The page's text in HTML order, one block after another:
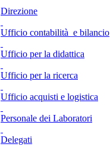
Direzione
Ufficio contabilità e bilancio
Ufficio per la didattica
Ufficio per la ricerca
Ufficio acquisti e logistica
Personale dei Laboratori
Delegati